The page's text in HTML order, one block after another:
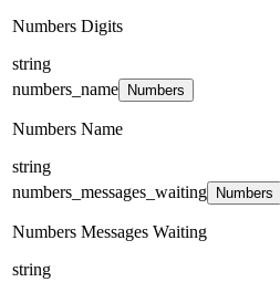
Numbers Digits
string
numbers_name
Numbers
Numbers Name
string
numbers_messages_waiting
Numbers
Numbers Messages Waiting
string